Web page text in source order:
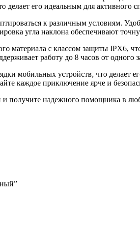
его идеальным для активного
к различным условиям.
угла наклона обеспечивают
материала с классом защиты IPX6,
работу до 8 часов от одного
мобильных устройств, что делает
каждое приключение ярче и
получите надежного помощника в